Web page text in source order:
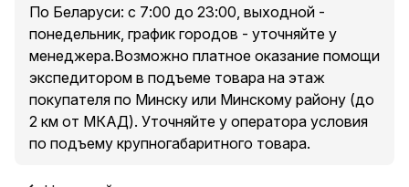
* есть ограничения по категории доставляемых
товаров в пункты выдачи, подробнее уточняйте у
менеджера при оформлении заказа.
Условия доставки курьером по Минску и Минскому
району (до 2 км от МКАД за исключением п. Сокол и
По Беларуси: с 7:00 до 23:00, выходной -
понедельник, график городов - уточняйте у
менеджера.Возможно платное оказание помощи
экспедитором в подъеме товара на этаж
покупателя по Минску или Минскому району (до
2 км от МКАД). Уточняйте у оператора условия
по подъему крупногабаритного товара.